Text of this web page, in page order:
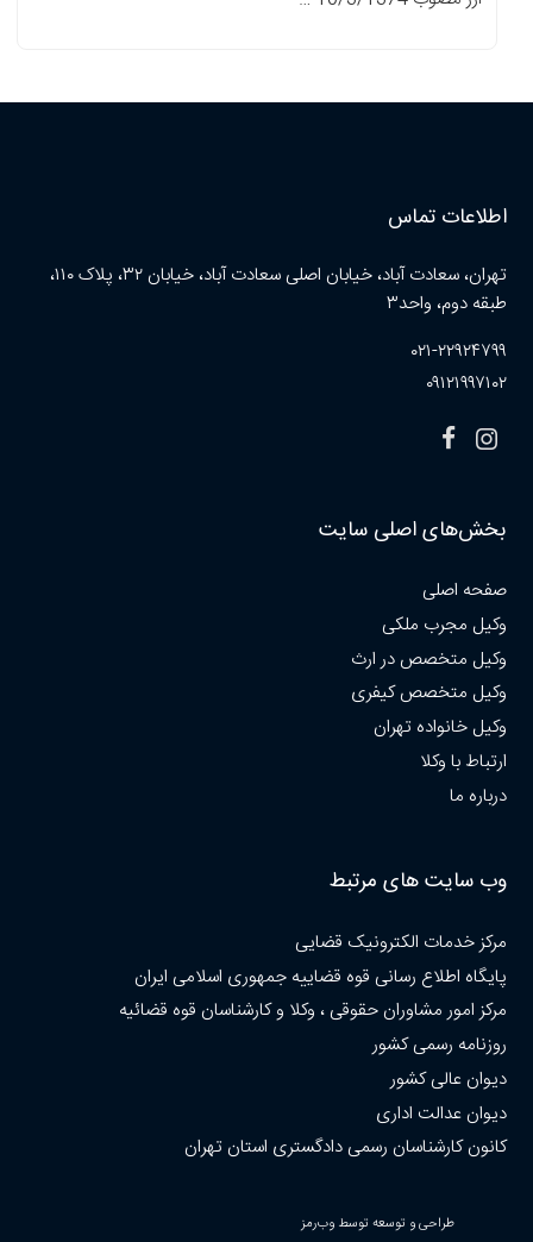
اطلاعات تماس
تهران، سعادت آباد، خیابان اصلی سعادت آباد، خیابان ۳۲، پلاک ۱۱۰،
طبقه دوم، واحد۳
۰۲۱-۲۲۹۲۴۷۹۹
۰۹۱۲۱۹۹۷۱۰۲
بخش‌های اصلی سایت
صفحه اصلی
وکیل مجرب ملکی
وکیل متخصص در ارث
وکیل متخصص کیفری
وکیل خانواده تهران
ارتباط با وکلا
درباره ما
وب سایت های مرتبط
مرکز خدمات الکترونیک قضایی
پایگاه اطلاع رسانی قوه قضاییه جمهوری اسلامی ایران
مرکز امور مشاوران حقوقی ، وکلا و کارشناسان قوه قضائیه
روزنامه رسمی کشور
دیوان عالی کشور
دیوان عدالت اداری
کانون کارشناسان رسمی دادگستری استان تهران
طراحی و توسعه توسط وب‌رمز